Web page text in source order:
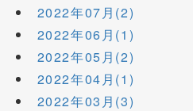
2022年07月(2)
2022年06月(1)
2022年05月(2)
2022年04月(1)
2022年03月(3)